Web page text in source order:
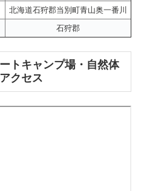
北海道石狩郡当別町青山奥一番川
石狩郡
トキャンプ場・自然体
クセス